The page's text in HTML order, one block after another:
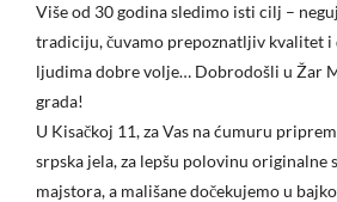
Više od 30 godina sledimo isti cilj –
tradiciju, čuvamo prepoznatljiv kvalitet i
ljudima dobre volje… Dobrodošli u Žar
grada!
U Kisačkoj 11, za Vas na ćumuru
srpska jela, za lepšu polovinu originalne
majstora, a mališane dočekujemo u